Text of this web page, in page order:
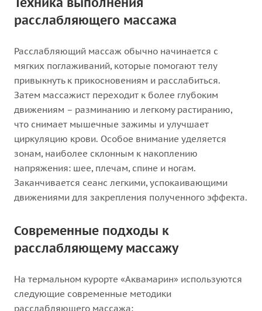
расслабляющего массажа
Расслабляющий массаж обычно начинается с
мягких поглаживаний, которые помогают телу
привыкнуть к прикосновениям и расслабиться.
Затем массажист переходит к более глубоким
движениям – разминанию и легкому растиранию,
что снимает мышечные зажимы и улучшает
циркуляцию крови. Особое внимание уделяется
зонам, наиболее склонным к накоплению
напряжения: шее, плечам, спине и ногам.
Заканчивается сеанс легкими, успокаивающими
движениями для закрепления полученного эффекта.
Современные подходы к
расслабляющему массажу
На термальном курорте «Аквамарин» используются
следующие современные методики
расслабляющего массажа: